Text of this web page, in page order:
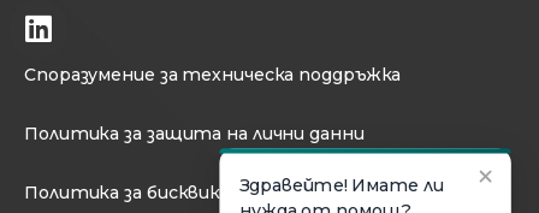
Споразумение за техническа поддръжка
Политика за защита на лични данни
Политика за бисквикти